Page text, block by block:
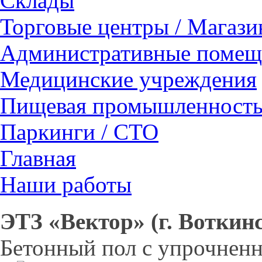
Торговые центры /
Административные
Медицинские учреждения
Пищевая
Паркинги / СТО
Главная
Наши работы
ЭТЗ «Вектор» (г.
Бетонный пол с